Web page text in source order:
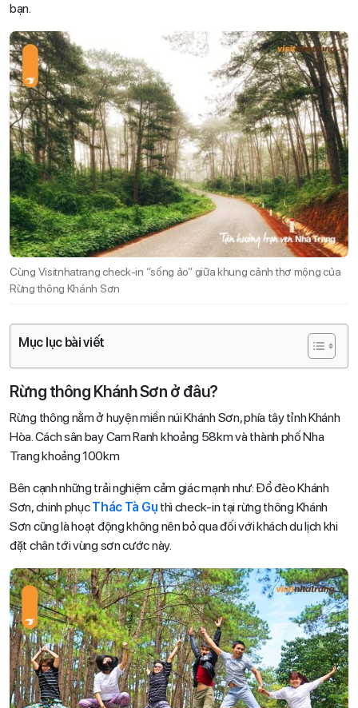
bạn.
Cùng Visitnhatrang check-in “sống ảo” giữa khung cảnh thơ mộng của
Rừng thông Khánh Sơn
Mục lục bài viết
Rừng thông Khánh Sơn ở đâu?
Rừng thông nằm ở huyện miền núi Khánh Sơn, phía tây tỉnh Khánh
Hòa. Cách sân bay Cam Ranh khoảng 58km và thành phố Nha
Trang khoảng 100km
Bên cạnh những trải nghiệm cảm giác mạnh như: Đổ đèo Khánh
Sơn, chinh phụcThác Tà Gụ thì check-in tại rừng thông Khánh
Sơn cũng là hoạt động không nên bỏ qua đối với khách du lịch khi
đặt chân tới vùng sơn cước này.